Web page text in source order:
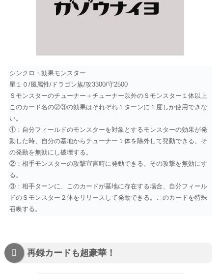
シンクロ・効果モンスター
星１０/風属性/ドラゴン族/攻3300/守2500
Ｓモンスターのチューナー＋チューナー以外のＳモンスター１体以上
このカード名の②③の効果はそれぞれ１ターンに１度しか使用できな
い。
①：自分フィールドのモンスターを対象とするモンスターの効果が発
動した時、自分の墓地からチューナー１体を除外して発動できる。そ
の発動を無効にし破壊する。
②：相手モンスターの攻撃宣言時に発動できる。その攻撃を無効にす
る。
③：相手ターンに、このカードが墓地に存在する場合、自分フィール
ドのＳモンスター２体をリリースして発動できる。このカードを特殊
召喚する。
再録カードも超豪華！